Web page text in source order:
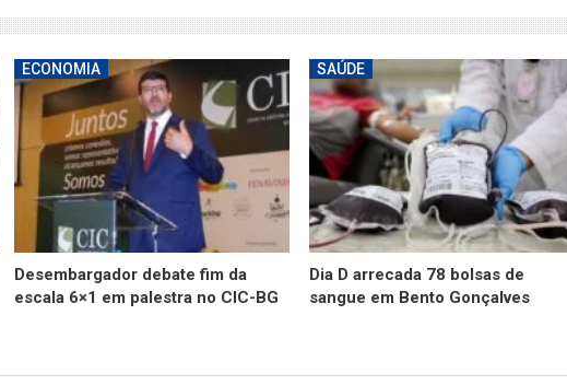
ECONOMIA
Desembargador debate fim da
escala 6×1 em palestra no CIC-BG
SAÚDE
Dia D arrecada 78 bolsas de
sangue em Bento Gonçalves